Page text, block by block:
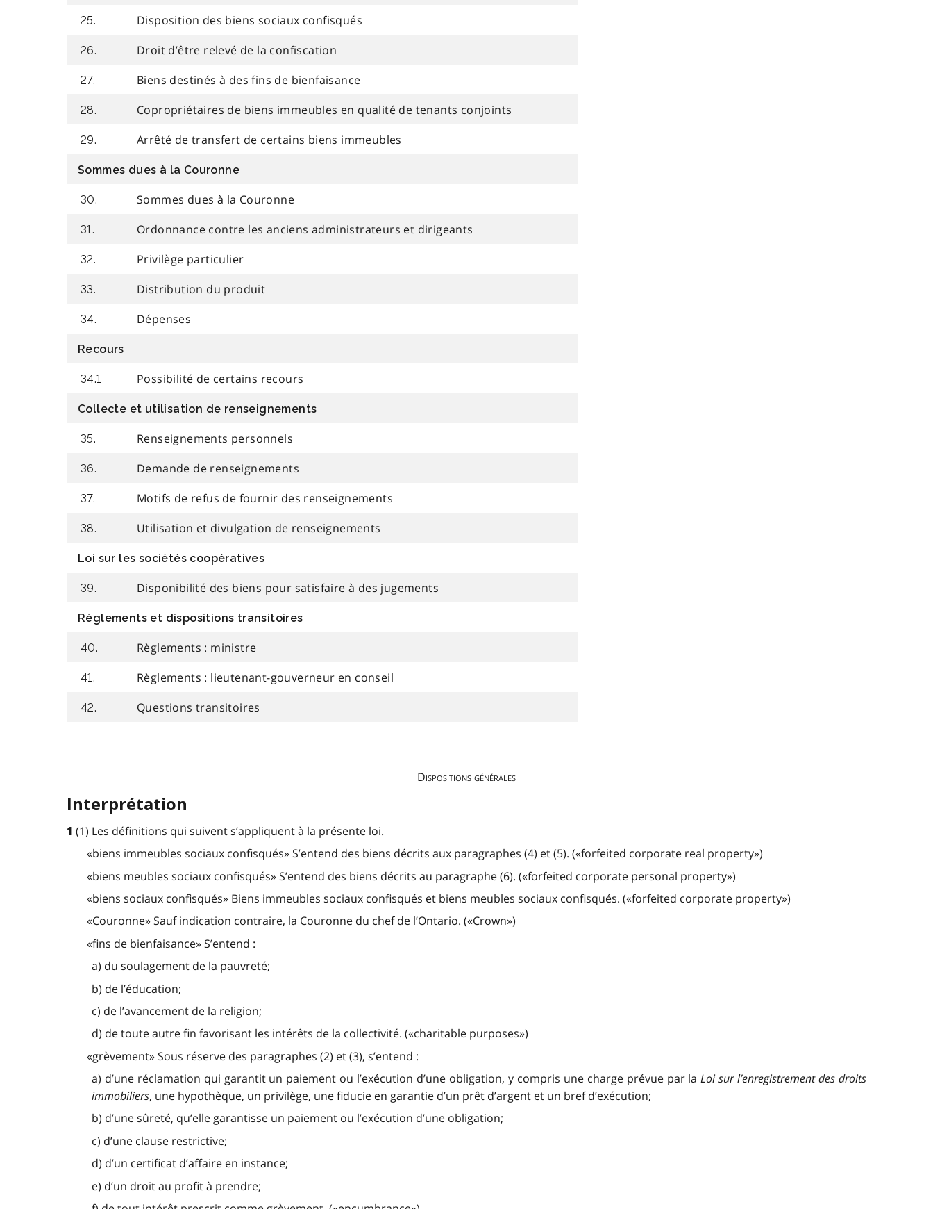
25. Disposition des biens sociaux confisqués
26. Droit d’être relevé de la confiscation
27. Biens destinés à des fins de bienfaisance
28. Copropriétaires de biens immeubles en qualité de tenants conjoints
29. Arrêté de transfert de certains biens immeubles
Sommes dues à la Couronne
30. Sommes dues à la Couronne
31. Ordonnance contre les anciens administrateurs et dirigeants
32. Privilège particulier
33. Distribution du produit
34. Dépenses
Recours
34.1 Possibilité de certains recours
Collecte et utilisation de renseignements
35. Renseignements personnels
36. Demande de renseignements
37. Motifs de refus de fournir des renseignements
38. Utilisation et divulgation de renseignements
Loi sur les sociétés coopératives
39. Disponibilité des biens pour satisfaire à des jugements
Règlements et dispositions transitoires
40. Règlements : ministre
41. Règlements : lieutenant-gouverneur en conseil
42. Questions transitoires
Dispositions générales
Interprétation
1 (1) Les définitions qui suivent s’appliquent à la présente loi.
«biens immeubles sociaux confisqués» S’entend des biens décrits aux paragraphes (4) et (5). («forfeited corporate real property»)
«biens meubles sociaux confisqués» S’entend des biens décrits au paragraphe (6). («forfeited corporate personal property»)
«biens sociaux confisqués» Biens immeubles sociaux confisqués et biens meubles sociaux confisqués. («forfeited corporate property»)
«Couronne» Sauf indication contraire, la Couronne du chef de l’Ontario. («Crown»)
«fins de bienfaisance» S’entend :
a) du soulagement de la pauvreté;
b) de l’éducation;
c) de l’avancement de la religion;
d) de toute autre fin favorisant les intérêts de la collectivité. («charitable purposes»)
«grèvement» Sous réserve des paragraphes (2) et (3), s’entend :
a) d’une réclamation qui garantit un paiement ou l’exécution d’une obligation, y compris une charge prévue par laLoi sur l’enregistrement des droits
immobiliers, une hypothèque, un privilège, une fiducie en garantie d’un prêt d’argent et un bref d’exécution;
b) d’une sûreté, qu’elle garantisse un paiement ou l’exécution d’une obligation;
c) d’une clause restrictive;
d) d’un certificat d’affaire en instance;
e) d’un droit au profit à prendre;